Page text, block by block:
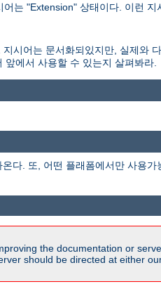
는 "Extension" 상태이다. 이런
시어는 문서화되있지만, 실제와
에서 사용할 수 있는지 살펴봐라.
다. 또, 어떤 플래폼에서만 사용가
the documentation or
should be directed at either